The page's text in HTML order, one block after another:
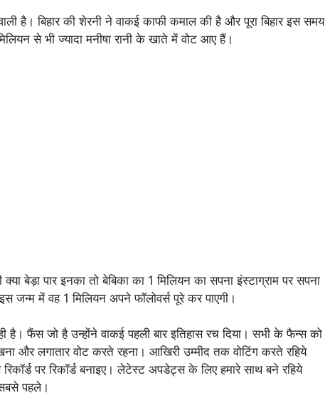
है। बिहार की शेरनी ने वाकई काफी कमाल की है और पूरा बिहार इस समय
से भी ज्यादा मनीषा रानी के खाते में वोट आए हैं।
बेड़ा पार इनका तो बेबिका का 1 मिलियन का सपना इंस्टाग्राम पर सपना
जन्म में वह 1 मिलियन अपने फॉलोवर्स पूरे कर पाएगी।
है। फैंस जो है उन्होंने वाकई पहली बार इतिहास रच दिया। सभी के फैन्स को
और लगातार वोट करते रहना। आखिरी उम्मीद तक वोटिंग करते रहिये
पर रिकॉर्ड बनाइए। लेटेस्ट अपडेट्स के लिए हमारे साथ बने रहिये
पहले।